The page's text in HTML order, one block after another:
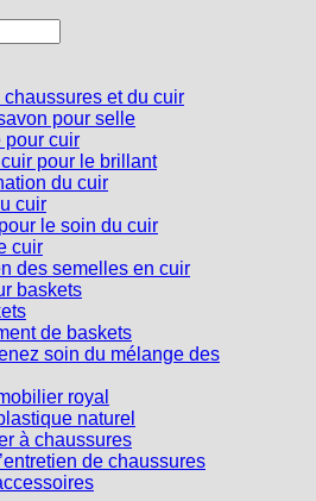
chaussures et du cuir
pour selle
pour cuir
pour le brillant
du cuir
cuir
le soin du cuir
cuir
des semelles en cuir
baskets
de baskets
soin du mélange des
royal
naturel
à chaussures
de chaussures